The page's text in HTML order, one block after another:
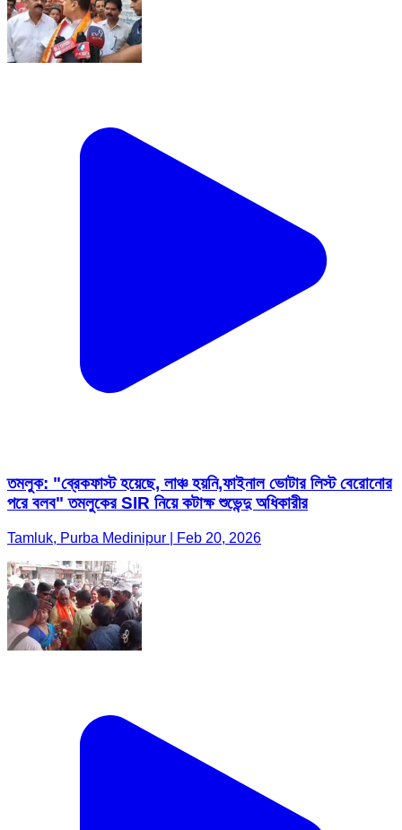
তমলুক: "ব্রেকফাস্ট হয়েছে, লাঞ্চ হয়নি,ফাইনাল ভোটার লিস্ট বেরোনোর
পরে বলব" তমলুকের SIR নিয়ে কটাক্ষ শুভেন্দু অধিকারীর
Tamluk, Purba Medinipur | Feb 20, 2026